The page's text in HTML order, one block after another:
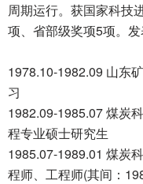
周期运行。获国家科技
项、省部级奖项5项。发
1978.10-1982.09 山东
习
1982.09-1985.07 煤炭
程专业硕士研究生
1985.07-1989.01 煤炭
程师、工程师(其间：